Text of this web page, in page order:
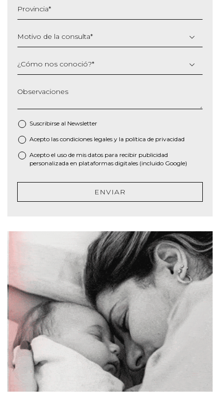
AAAA
Provincia*
Motivo de la consulta*
¿Cómo nos conoció?*
Observaciones
Suscribirse al Newsletter
* Acepto las condiciones legales y la política de privacidad
Acepto el uso de mis datos para recibir publicidad
personalizada en plataformas digitales (incluido Google)
ENVIAR